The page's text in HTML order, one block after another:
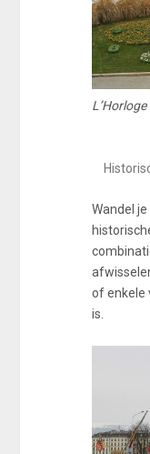
Wandel
of enkele
is.